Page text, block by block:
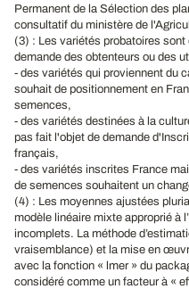
Permanent de la Sélection des
consultatif du ministère de
(3) : Les variétés probatoires
demande des obtenteurs ou des
- des variétés qui proviennent du
souhait de positionnement en
semences,
- des variétés destinées à la
pas fait l'objet de demande
français,
- des variétés inscrites France
de semences souhaitent un
(4) : Les moyennes ajustées
modèle linéaire mixte approprié à
incomplets. La méthode
vraisemblance) et la mise en
avec la fonction « lmer » du
considéré comme un facteur à «